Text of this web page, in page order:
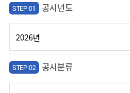
STEP 01 공시년도
STEP 02 공시분류